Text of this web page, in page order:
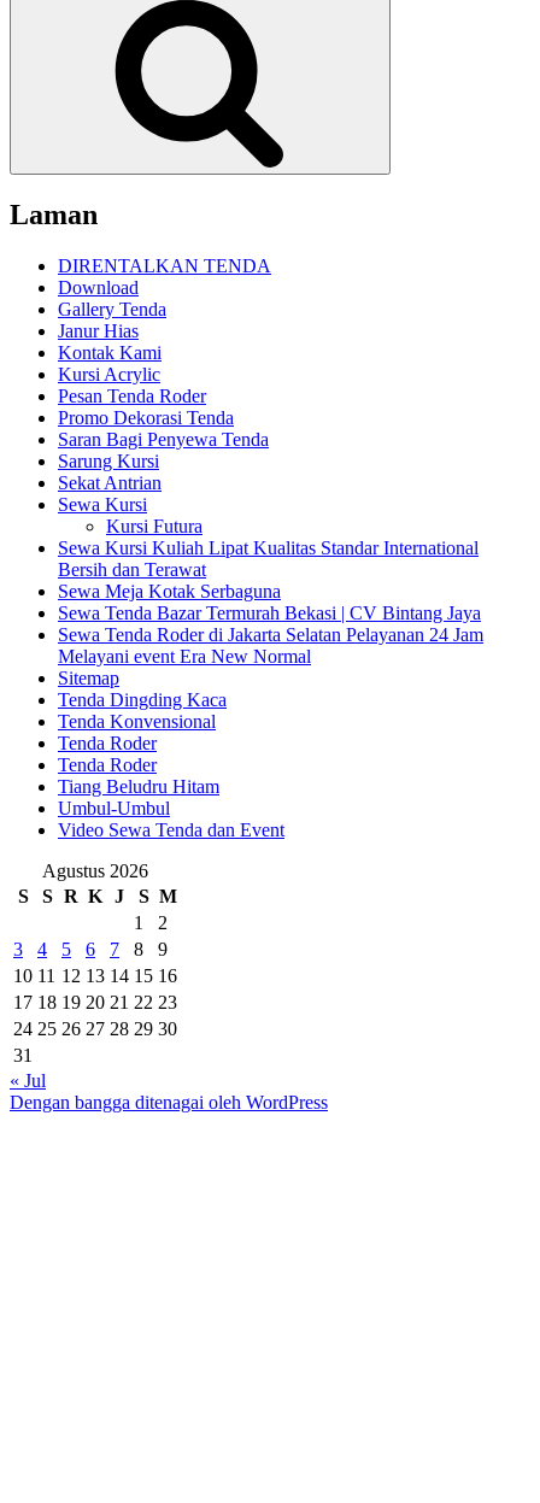
Laman
DIRENTALKAN TENDA
Download
Gallery Tenda
Janur Hias
Kontak Kami
Kursi Acrylic
Pesan Tenda Roder
Promo Dekorasi Tenda
Saran Bagi Penyewa Tenda
Sarung Kursi
Sekat Antrian
Sewa Kursi
Kursi Futura
Sewa Kursi Kuliah Lipat Kualitas Standar International
Bersih dan Terawat
Sewa Meja Kotak Serbaguna
Sewa Tenda Bazar Termurah Bekasi | CV Bintang Jaya
Sewa Tenda Roder di Jakarta Selatan Pelayanan 24 Jam
Melayani event Era New Normal
Sitemap
Tenda Dingding Kaca
Tenda Konvensional
Tenda Roder
Tenda Roder
Tiang Beludru Hitam
Umbul-Umbul
Video Sewa Tenda dan Event
Agustus 2026
S
S R K J S M
1
2
3
4 5 6 7 8
9
10 11 12 13 14 15 16
17 18 19 20 21 22 23
24 25 26 27 28 29 30
31
« Jul
Dengan bangga ditenagai oleh WordPress